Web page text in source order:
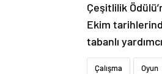
Çeşitlilik
Ekim
tabanlı
Çalışma Oyun